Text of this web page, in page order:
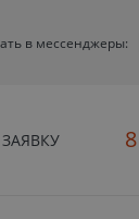
в мессенджеры: